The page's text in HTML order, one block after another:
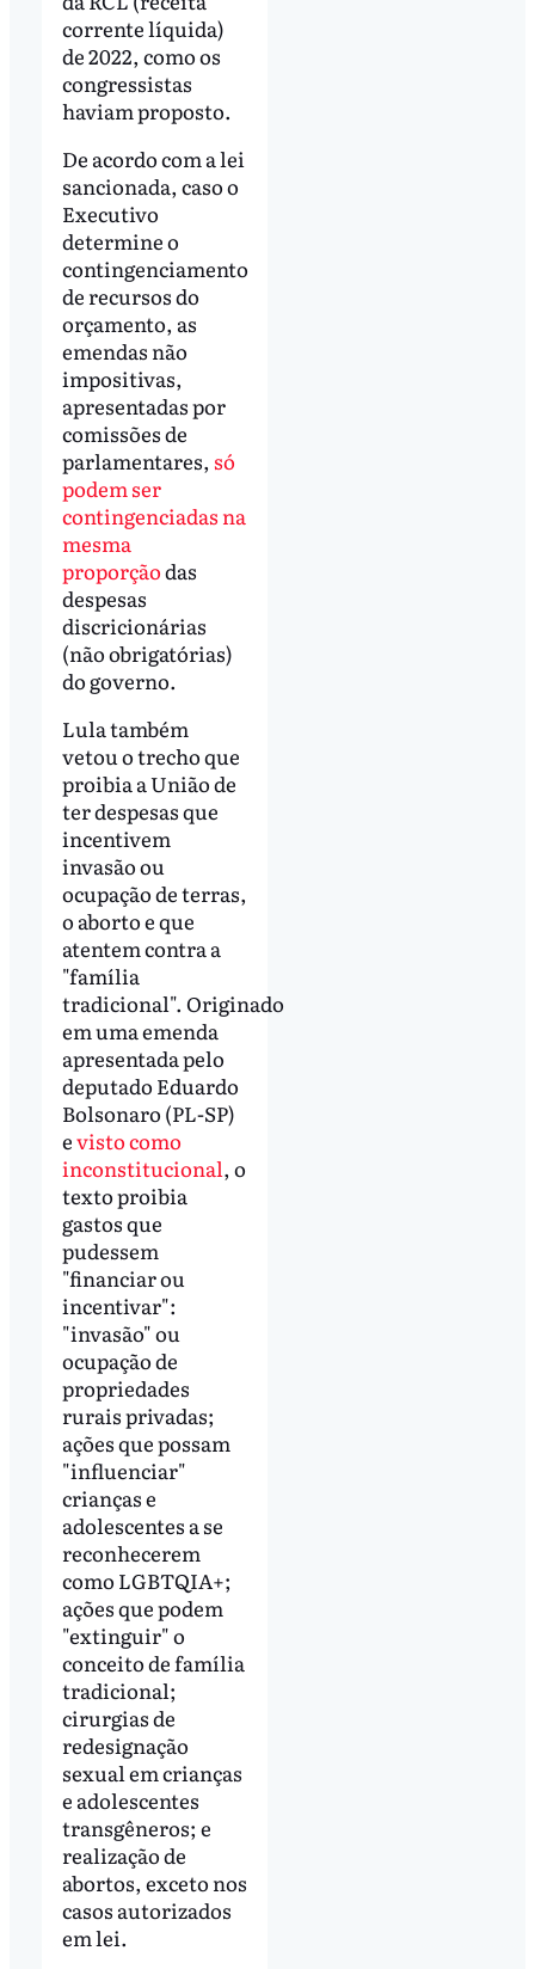
corrente líquida)
de 2022, como os
congressistas
haviam proposto.
De acordo com a lei
sancionada, caso o
Executivo
determine o
contingenciamento
de recursos do
orçamento, as
emendas não
impositivas,
apresentadas por
comissões de
parlamentares, só
podem ser
contingenciadas na
mesma
proporçãodas
despesas
discricionárias
(não obrigatórias)
do governo.
Lula também
vetou o trecho que
proibia a União de
ter despesas que
incentivem
invasão ou
ocupação de terras,
o aborto e que
atentem contra a
"família
tradicional". Originado
em uma emenda
apresentada pelo
deputado Eduardo
Bolsonaro (PL-SP)
evisto como
inconstitucional, o
texto proibia
gastos que
pudessem
"financiar ou
incentivar":
"invasão" ou
ocupação de
propriedades
rurais privadas;
ações que possam
"influenciar"
crianças e
adolescentes a se
reconhecerem
como LGBTQIA+;
ações que podem
"extinguir" o
conceito de família
tradicional;
cirurgias de
redesignação
sexual em crianças
e adolescentes
transgêneros; e
realização de
abortos, exceto nos
casos autorizados
em lei.